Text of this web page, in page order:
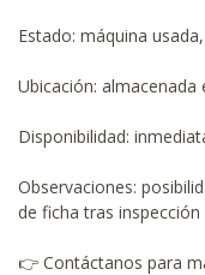
Estado: máquina
Ubicación: almacenada
Disponibilidad:
Observaciones:
de ficha tras
👉 Contáctanos para